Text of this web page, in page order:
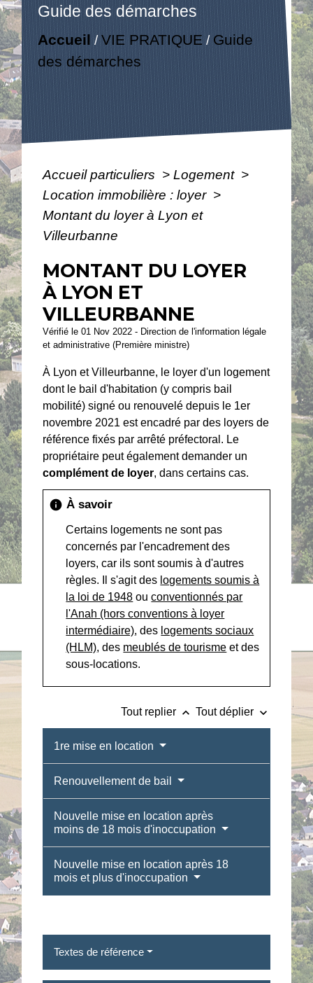
Guide des démarches
Accueil /VIE PRATIQUE / Guide
des démarches
Accueil particuliers > Logement >
Location immobilière : loyer >
Montant du loyer à Lyon et
Villeurbanne
MONTANT DU LOYER
À LYON ET
VILLEURBANNE
Vérifié le 01 Nov 2022 - Direction de l'information légale
et administrative (Première ministre)
À Lyon et Villeurbanne, le loyer d'un logement
dont le bail d'habitation (y compris bail
mobilité) signé ou renouvelé depuis le 1er
novembre 2021 est encadré par des loyers de
référence fixés par arrêté préfectoral. Le
propriétaire peut également demander un
complément de loyer, dans certains cas.
info À savoir
Certains logements ne sont pas
concernés par l'encadrement des
loyers, car ils sont soumis à d'autres
règles. Il s'agit des logements soumis à
la loi de 1948 ouconventionnés par
l'Anah (hors conventions à loyer
intermédiaire), des logements sociaux
(HLM), des meublés de tourisme et des
sous-locations.
Tout replier keyboard_arrow_up Tout déplier keyboard_arrow_down
1re mise en location
Renouvellement de bail
Nouvelle mise en location après
moins de 18 mois d'inoccupation
Nouvelle mise en location après 18
mois et plus d'inoccupation
Textes de référence